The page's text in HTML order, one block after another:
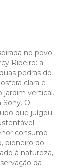
no povo
Ribeiro: a
pedras do
clara e
jardim vertical.
Sony. O
que julgou
consumo
pioneiro do
à natureza,
da